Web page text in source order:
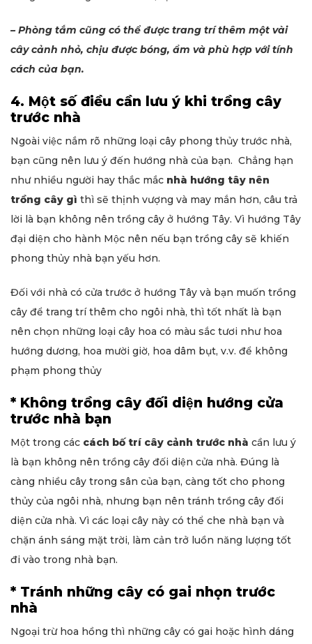
– Phòng tắm cũng có thể được trang trí thêm một vài
cây cảnh nhỏ, chịu được bóng, ẩm và phù hợp với tính
cách của bạn.
4. Một số điều cần lưu ý khi trồng cây
trước nhà
Ngoài việc nắm rõ những loại cây phong thủy trước nhà,
bạn cũng nên lưu ý đến hướng nhà của bạn. Chẳng hạn
như nhiều người hay thắc mắc nhà hướng tây nên
trồng cây gì thì sẽ thịnh vượng và may mắn hơn, câu trả
lời là bạn không nên trồng cây ở hướng Tây. Vì hướng Tây
đại diện cho hành Mộc nên nếu bạn trồng cây sẽ khiến
phong thủy nhà bạn yếu hơn.
Đối với nhà có cửa trước ở hướng Tây và bạn muốn trồng
cây để trang trí thêm cho ngôi nhà, thì tốt nhất là bạn
nên chọn những loại cây hoa có màu sắc tươi như hoa
hướng dương, hoa mười giờ, hoa dâm bụt, v.v. để không
phạm phong thủy
* Không trồng cây đối diện hướng cửa
trước nhà bạn
Một trong các cách bố trí cây cảnh trước nhà cần lưu ý
là bạn không nên trồng cây đối diện cửa nhà. Đúng là
càng nhiều cây trong sân của bạn, càng tốt cho phong
thủy của ngôi nhà, nhưng bạn nên tránh trồng cây đối
diện cửa nhà. Vì các loại cây này có thể che nhà bạn và
chặn ánh sáng mặt trời, làm cản trở luồn năng lượng tốt
đi vào trong nhà bạn.
* Tránh những cây có gai nhọn trước
nhà
Ngoại trừ hoa hồng thì những cây có gai hoặc hình dáng